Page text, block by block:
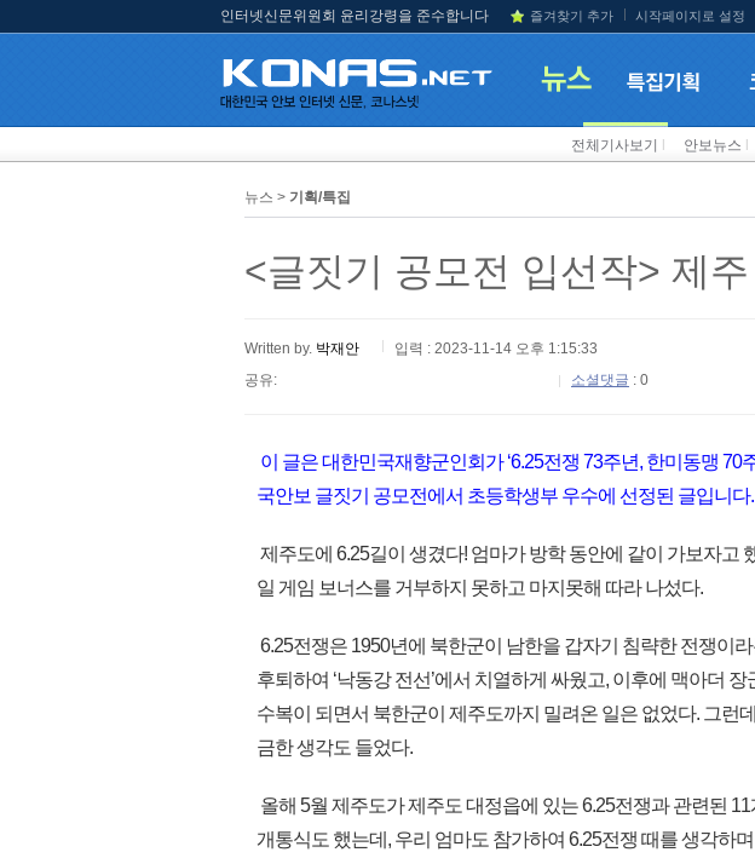
인터넷신문위원회 윤리강령을 준수합니다 즐겨찾기 추가 시작페이지로 설정
전체기사보기 안보뉴스
뉴스 > 기획/특집
<글짓기 공모전 입선작> 제
Written by. 박재안
입력 : 2023-11-14 오후 1:15:33
공유:
소셜댓글 : 0
이 글은 대한민국재향군인회가 ‘6.25전쟁 73주년, 한미동맹 70
국안보 글짓기 공모전에서 초등학생부 우수에 선정된 글입니다.
제주도에 6.25길이 생겼다! 엄마가 방학 동안에 같이 가보자고
일 게임 보너스를 거부하지 못하고 마지못해 따라 나섰다.
6.25전쟁은 1950년에 북한군이 남한을 갑자기 침략한 전쟁이
후퇴하여 ‘낙동강 전선’에서 치열하게 싸웠고, 이후에 맥아더
수복이 되면서 북한군이 제주도까지 밀려온 일은 없었다. 그런
금한 생각도 들었다.
올해 5월 제주도가 제주도 대정읍에 있는 6.25전쟁과 관련된 11
개통식도 했는데, 우리 엄마도 참가하여 6.25전쟁 때를 생각하